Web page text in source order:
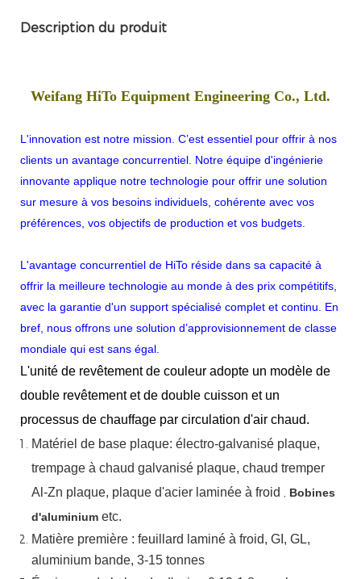
Description du produit
Weifang HiTo Equipment Engineering Co., Ltd.
L'innovation est notre mission. C’est essentiel pour offrir à nos
clients un avantage concurrentiel. Notre équipe d'ingénierie
innovante applique notre technologie pour offrir une solution
sur mesure à vos besoins individuels, cohérente avec vos
préférences, vos objectifs de production et vos budgets.
L'avantage concurrentiel de HiTo réside dans sa capacité à
offrir la meilleure technologie au monde à des prix compétitifs,
avec la garantie d'un support spécialisé complet et continu. En
bref, nous offrons une solution d’approvisionnement de classe
mondiale qui est sans égal.
L'unité de revêtement de couleur adopte un modèle de
double revêtement et de double cuisson et un
processus de chauffage par circulation d'air chaud.
Matériel de base plaque: électro-galvanisé plaque,
trempage à chaud galvanisé plaque, chaud tremper
Al-Zn plaque, plaque d'acier laminée à froid , Bobines
d'aluminium etc.
Matière première : feuillard laminé à froid, GI, GL,
aluminium bande, 3-15 tonnes